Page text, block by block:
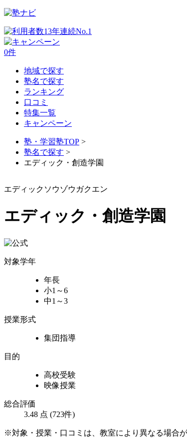
0件
地域で探す
塾名で探す
ランキング
口コミ
特集一覧
キャンペーン
塾・学習塾TOP >
塾名で探す >
エディック・創造学園
エディックソウゾウガクエン
エディック・創造学園
対象学年
年長
小1～6
中1～3
授業形式
集団指導
目的
高校受験
映像授業
総合評価
3.48 点 (723件)
※対象・授業・口コミは、教室により異なる場合が